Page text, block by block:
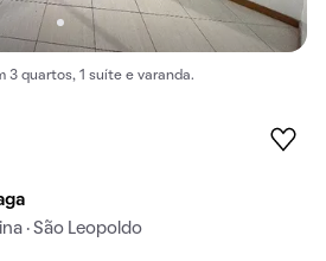
3 quartos, 1 suíte e varanda.
· São Leopoldo